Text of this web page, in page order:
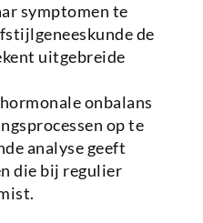
symptomen te
de
uitgebreide
onbalans
op te
analyse geeft
die bij regulier